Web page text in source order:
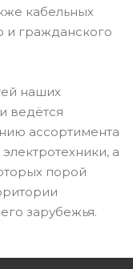
кабельных
и гражданского
наших
ведётся
ассортимента
а
порой
зарубежья.